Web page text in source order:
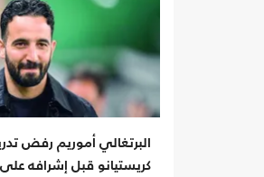
البرتغالي أموريم رفض
كريستيانو قبل إشرافه على